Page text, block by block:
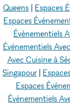
Queens
Espaces
Espaces
Événementiels
Événementiels
Avec Cuisine à
Singapour
Espaces
Événementiels